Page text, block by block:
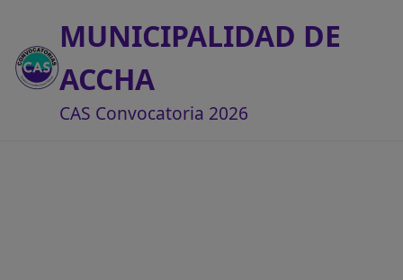
MUNICIPALIDAD DE
ACCHA
CAS Convocatoria 2026